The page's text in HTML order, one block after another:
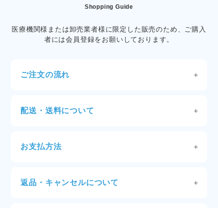
Shopping Guide
医療機関様または卸売業者様に限定した販売のため、ご購入
者には会員登録をお願いしております。
ご注文の流れ
ご登録いただいたパスワードとメールアドレスでサイ
トにログインしてください。ログイン後は商品の価格
STEP2：商品を選びショッピングカートに入れる
のポップアップを閉じると他の商品を選択できます。
配送・送料について
ご注文確定が13時までの場合は当日発送します。13時
を過ぎますと翌営業日の発送となります。
※ご注文の混雑状況などにより発送が多少前後する場
お支払方法
クレジットカード
（VISA/Mastercard/JCB/AMEX/Diners）
返品・キャンセルについて